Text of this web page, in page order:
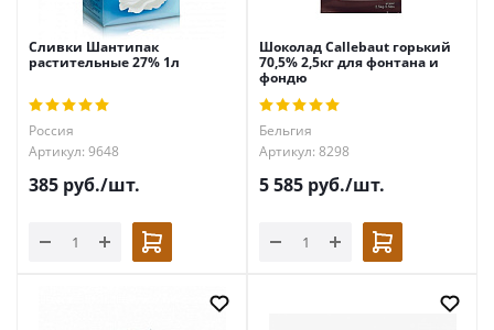
Сливки Шантипак
растительные 27% 1л
Россия
Артикул: 9648
385 руб./шт.
Шоколад Callebaut горький
70,5% 2,5кг для фонтана и
фондю
Бельгия
Артикул: 8298
5 585 руб./шт.